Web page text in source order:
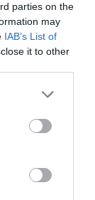
parties on the
may
IAB’s List of
it to other
à